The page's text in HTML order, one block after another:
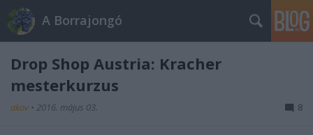
A Borrajongó
Drop Shop Austria: Kracher
mesterkurzus
akov • 2016. május 03. 8